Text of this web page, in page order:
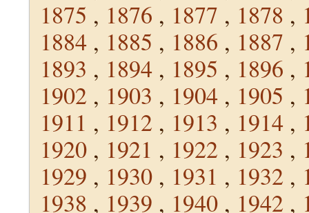
1875 , 1876 , 1877 , 1878 ,
1884 , 1885 , 1886 , 1887 ,
1893 , 1894 , 1895 , 1896 ,
1902 , 1903 , 1904 , 1905 ,
1911 , 1912 , 1913 , 1914 ,
1920 , 1921 , 1922 , 1923 ,
1929 , 1930 , 1931 , 1932 ,
1938 , 1939 , 1940 , 1942 ,